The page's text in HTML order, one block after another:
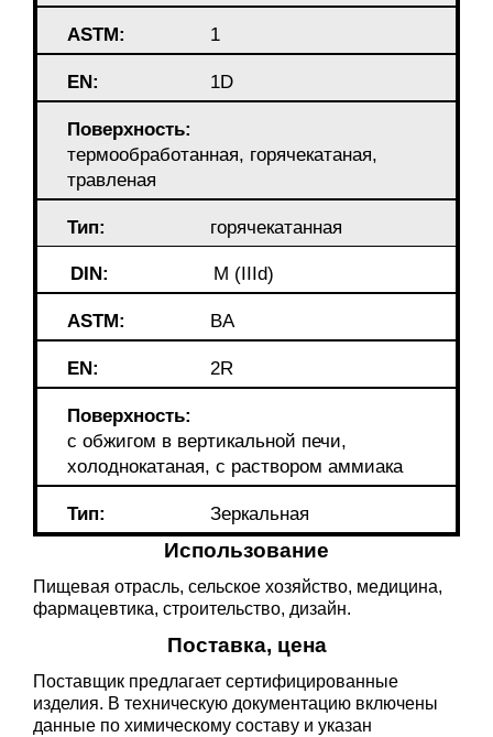
ASTM: 1
EN: 1D
Поверхность:
термообработанная, горячекатаная,
травленая
Тип: горячекатанная
DIN: M (IIId)
ASTM: BA
EN: 2R
Поверхность:
с обжигом в вертикальной печи,
холоднокатаная, с раствором аммиака
Тип: Зеркальная
Использование
Пищевая отрасль, сельское хозяйство, медицина,
фармацевтика, строительство, дизайн.
Поставка, цена
Поставщик предлагает сертифицированные
изделия. В техническую документацию включены
данные по химическому составу и указан